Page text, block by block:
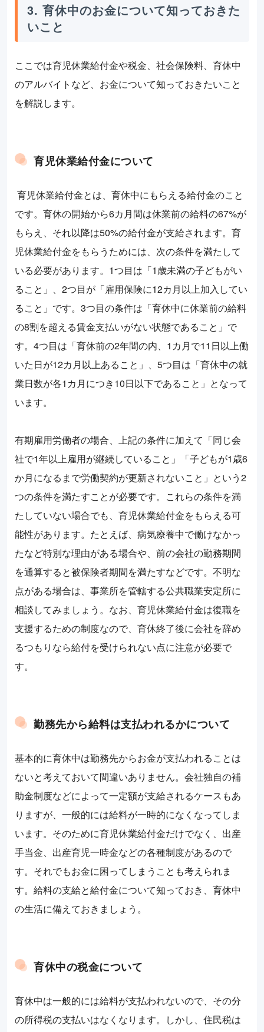
3. 育休中のお金について知っておきた
いこと
ここでは育児休業給付金や税金、社会保険料、育休中
のアルバイトなど、お金について知っておきたいこと
を解説します。
育児休業給付金について
育児休業給付金とは、育休中にもらえる給付金のこと
です。育休の開始から6カ月間は休業前の給料の67%が
もらえ、それ以降は50%の給付金が支給されます。育
児休業給付金をもらうためには、次の条件を満たして
いる必要があります。1つ目は「1歳未満の子どもがい
ること」、2つ目が「雇用保険に12カ月以上加入してい
ること」です。3つ目の条件は「育休中に休業前の給料
の8割を超える賃金支払いがない状態であること」で
す。4つ目は「育休前の2年間の内、1カ月で11日以上働
いた日が12カ月以上あること」、5つ目は「育休中の就
業日数が各1カ月につき10日以下であること」となって
います。
有期雇用労働者の場合、上記の条件に加えて「同じ会
社で1年以上雇用が継続していること」「子どもが1歳6
か月になるまで労働契約が更新されないこと」という2
つの条件を満たすことが必要です。これらの条件を満
たしていない場合でも、育児休業給付金をもらえる可
能性があります。たとえば、病気療養中で働けなかっ
たなど特別な理由がある場合や、前の会社の勤務期間
を通算すると被保険者期間を満たすなどです。不明な
点がある場合は、事業所を管轄する公共職業安定所に
相談してみましょう。なお、育児休業給付金は復職を
支援するための制度なので、育休終了後に会社を辞め
るつもりなら給付を受けられない点に注意が必要で
す。
勤務先から給料は支払われるかについて
基本的に育休中は勤務先からお金が支払われることは
ないと考えておいて間違いありません。会社独自の補
助金制度などによって一定額が支給されるケースもあ
りますが、一般的には給料が一時的になくなってしま
います。そのために育児休業給付金だけでなく、出産
手当金、出産育児一時金などの各種制度があるので
す。それでもお金に困ってしまうことも考えられま
す。給料の支給と給付金について知っておき、育休中
の生活に備えておきましょう。
育休中の税金について
育休中は一般的には給料が支払われないので、その分
の所得税の支払いはなくなります。しかし、住民税は